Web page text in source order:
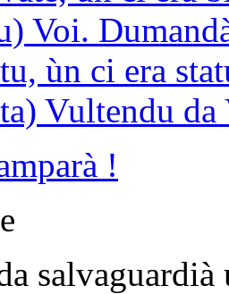
Voi.
ùn ci era
Vultendu da
!
salvaguardià